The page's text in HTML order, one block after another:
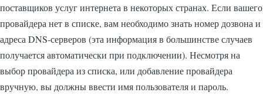
поставщиков услуг интернета в некоторых странах. Если вашего
провайдера нет в списке, вам необходимо знать номер дозвона и
адреса DNS-серверов (эта информация в большинстве случаев
получается автоматически при подключении). Несмотря на
выбор провайдера из списка, или добавление провайдера
вручную, вы должны ввести имя пользователя и пароль.